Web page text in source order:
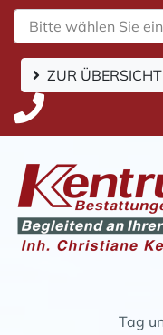
Bitte wählen Sie
ZUR ÜBERSICHT
Tag